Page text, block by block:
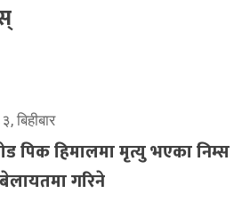
बिहीबार
पिक हिमालमा मृत्यु भएका निम्स
बेलायतमा गरिने